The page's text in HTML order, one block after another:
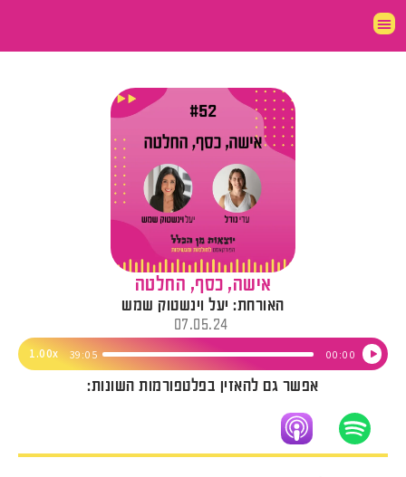
אישה, כסף, החלטה
האורחת: יעל וינשטוק שמש
07.05.24
נגן
00:00
39:05
1.00x
אפשר גם להאזין בפלטפורמות השונות: